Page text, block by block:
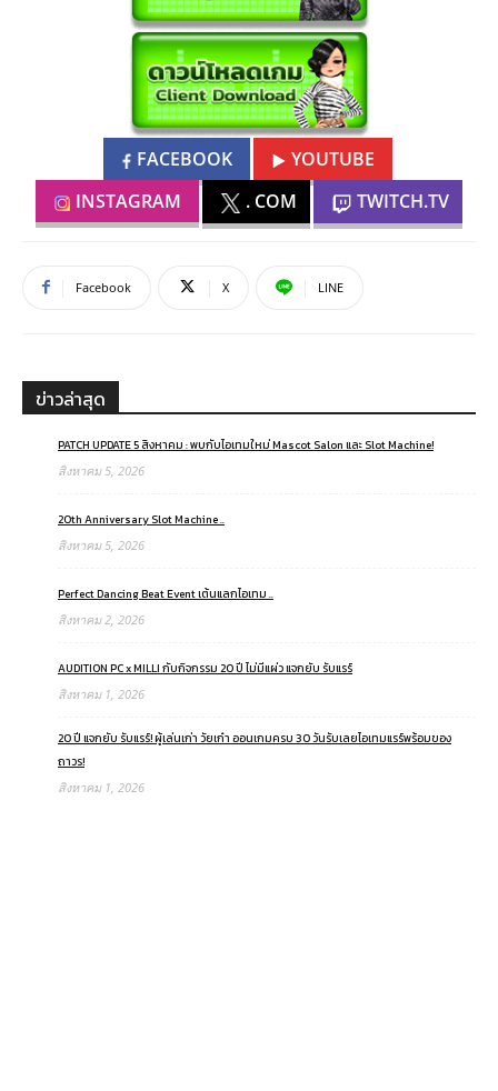
FACEBOOK
YOUTUBE
INSTAGRAM
. COM TWITCH.TV
Facebook X LINE
ข่าวล่าสุด
PATCH UPDATE 5 สิงหาคม : พบกับไอเทมใหม่ Mascot Salon และ Slot Machine!
สิงหาคม 5, 2026
20th Anniversary Slot Machine ..
สิงหาคม 5, 2026
Perfect Dancing Beat Event เต้นแลกไอเทม ..
สิงหาคม 2, 2026
AUDITION PC x MILLI กับกิจกรรม 20 ปี ไม่มีแผ่ว แจกยับ รับแรร์
สิงหาคม 1, 2026
20 ปี แจกยับ รับแรร์! ผู้เล่นเก่า วัยเก๋า ออนเกมครบ 30 วันรับเลยไอเทมแรร์พร้อมของ
ถาวร!
สิงหาคม 1, 2026